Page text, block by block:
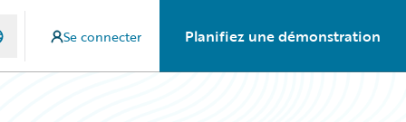
Se connecter Planifiez une démonstration